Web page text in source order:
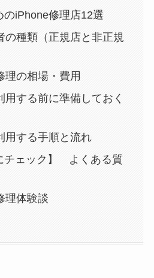
iPhone修理店12選
の種類（正規店と非正規
理の相場・費用
用する前に準備しておく
用する手順と流れ
チェック】 よくある質
理体験談